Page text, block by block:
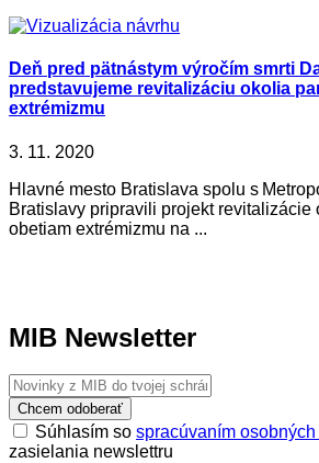
Deň pred pätnástym výročím smrti
predstavujeme revitalizáciu okolia
extrémizmu
3. 11. 2020
Hlavné mesto Bratislava spolu s
Bratislavy pripravili projekt revitalizácie
obetiam extrémizmu na ...
MIB Newsletter
Chcem odoberať
Súhlasím so spracúvaním
zasielania newslettru